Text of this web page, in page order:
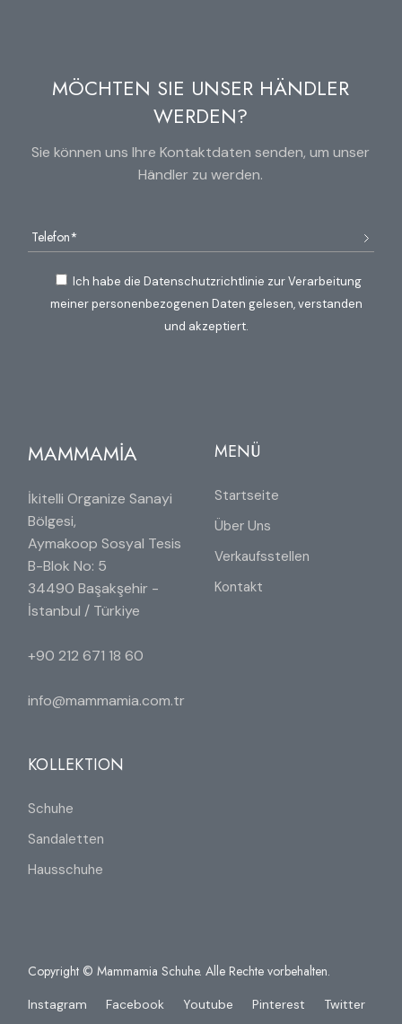
MÖCHTEN SIE UNSER HÄNDLER
WERDEN?
Sie können uns Ihre Kontaktdaten senden, um unser
Händler zu werden.
Ich habe die Datenschutzrichtlinie zur Verarbeitung
meiner personenbezogenen Daten gelesen, verstanden
und akzeptiert.
MAMMAMİA
İkitelli Organize Sanayi
Bölgesi,
Aymakoop Sosyal Tesis
B-Blok No: 5
34490 Başakşehir -
İstanbul / Türkiye
+90 212 671 18 60
info@mammamia.com.tr
MENÜ
Startseite
Über Uns
Verkaufsstellen
Kontakt
KOLLEKTION
Schuhe
Sandaletten
Hausschuhe
Copyright © Mammamia Schuhe. Alle Rechte vorbehalten.
Instagram Facebook Youtube Pinterest Twitter